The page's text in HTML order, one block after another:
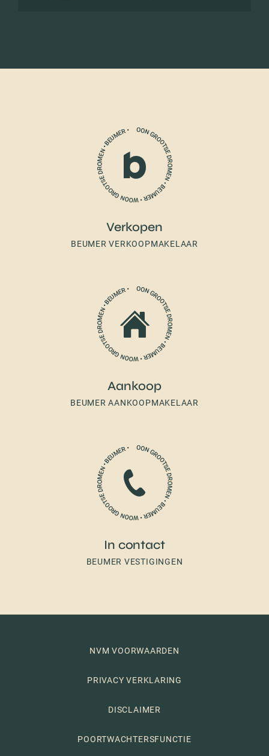
Verkopen
BEUMER VERKOOPMAKELAAR
Aankoop
BEUMER AANKOOPMAKELAAR
In contact
BEUMER VESTIGINGEN
NVM VOORWAARDEN
PRIVACY VERKLARING
DISCLAIMER
POORTWACHTERSFUNCTIE